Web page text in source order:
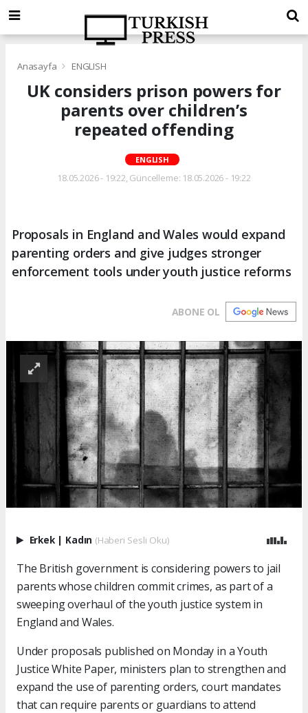
Anasayfa ENGLISH
UK considers prison powers for
parents over children’s
repeated offending
ENGLISH
18.05.2026 - 19:22, Güncelleme: 18.05.2026 - 19:22
Proposals in England and Wales would expand
parenting orders and give judges stronger
enforcement tools under youth justice reforms
ABONE OL
Erkek | Kadın (Haberi Sesli Oku)
The British government is considering powers to jail
parents whose children commit crimes, as part of a
sweeping overhaul of the youth justice system in
England and Wales.
Under proposals published on Monday in a Youth
Justice White Paper, ministers plan to strengthen and
expand the use of parenting orders, court mandates
that can require parents or guardians to attend